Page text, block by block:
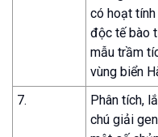
có hoạt
độc tế bào
mẫu trầm
vùng biển
7.
Phân tích,
chú giải